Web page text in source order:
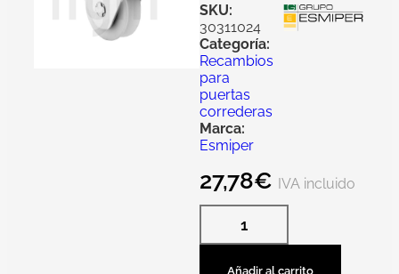
SKU:
30311024
Categoría:
Recambios
para
puertas
correderas
Marca:
Esmiper
27,78€ IVA incluido
Añadir al carrito